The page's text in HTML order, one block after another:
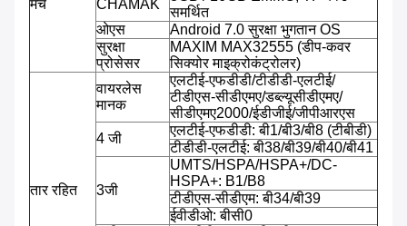
मंच CHAMAK
समर्थित
ओएस
Android 7.0 सुरक्षा भुगतान OS
सुरक्षा
प्रोसेसर
MAXIM MAX32555 (डीप-कवर
सिक्योर माइक्रोकंट्रोलर)
तार रहित
वायरलेस
मानक
एलटीई-एफडीडी/टीडीडी-एलटीई/
टीडीएस-सीडीएमए/डब्ल्यूसीडीएमए/
सीडीएमए2000/ईडीजीई/जीपीआरएस
4 जी
एलटीई-एफडीडी: बी1/बी3/बी8 (टीबीडी)
टीडीडी-एलटीई: बी38/बी39/बी40/बी41
3जी
UMTS/HSPA/HSPA+/DC-
HSPA+: B1/B8
टीडीएस-सीडीएम: बी34/बी39
ईवीडीओ: बीसी0